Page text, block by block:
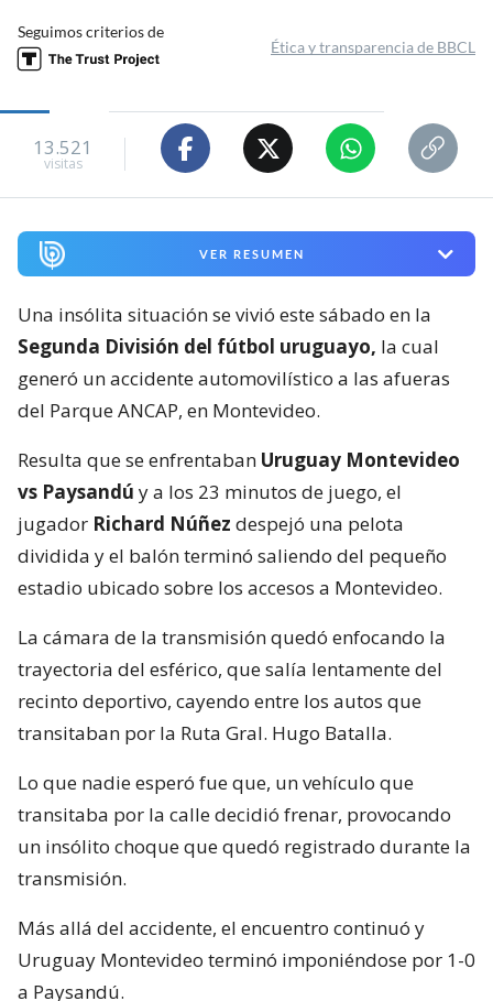
Seguimos criterios de
Ética y transparencia de BBCL
13.521
visitas
VER RESUMEN
Una insólita situación se vivió este sábado en la
Segunda División del fútbol uruguayo, la cual
generó un accidente automovilístico a las afueras
del Parque ANCAP, en Montevideo.
Resulta que se enfrentaban Uruguay Montevideo
vs Paysandú y a los 23 minutos de juego, el
jugador Richard Núñez despejó una pelota
dividida y el balón terminó saliendo del pequeño
estadio ubicado sobre los accesos a Montevideo.
La cámara de la transmisión quedó enfocando la
trayectoria del esférico, que salía lentamente del
recinto deportivo, cayendo entre los autos que
transitaban por la Ruta Gral. Hugo Batalla.
Lo que nadie esperó fue que, un vehículo que
transitaba por la calle decidió frenar, provocando
un insólito choque que quedó registrado durante la
transmisión.
Más allá del accidente, el encuentro continuó y
Uruguay Montevideo terminó imponiéndose por 1-0
a Paysandú.